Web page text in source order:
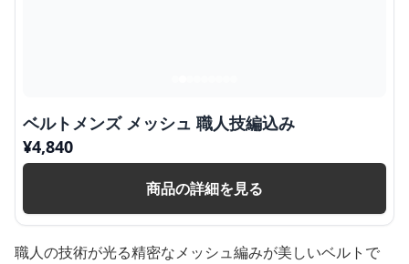
ベルトメンズ メッシュ 職人技編込み
¥4,840
商品の詳細を見る
職人の技術が光る精密なメッシュ編みが美しいベルトで